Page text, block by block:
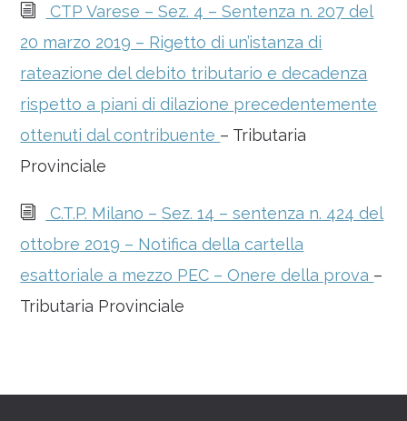
i
CTP Varese – Sez. 4 – Sentenza n. 207 del
20 marzo 2019 – Rigetto di un’istanza di
rateazione del debito tributario e decadenza
rispetto a piani di dilazione precedentemente
ottenuti dal contribuente – Tributaria
Provinciale
i
C.T.P. Milano – Sez. 14 – sentenza n. 424 del
ottobre 2019 – Notifica della cartella
esattoriale a mezzo PEC – Onere della prova –
Tributaria Provinciale